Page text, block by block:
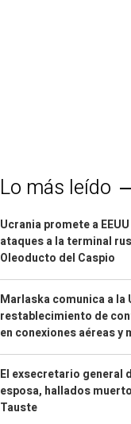
Lo más leído
Ucrania promete a
ataques a la terminal
Oleoducto del Caspio
Marlaska comunica a la
restablecimiento de
en conexiones aéreas
El exsecretario general
esposa, hallados
Tauste